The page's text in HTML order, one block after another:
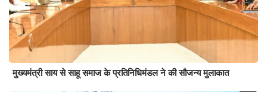
मुख्यमंत्री साय से साहू समाज के प्रतिनिधिमंडल ने की सौजन्य मुलाकात